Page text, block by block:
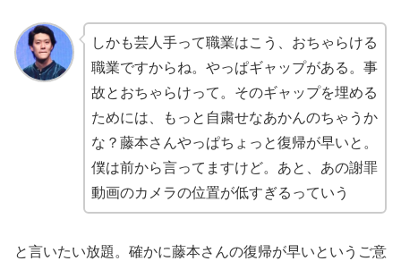
しかも芸人手って職業はこう、おちゃらける
職業ですからね。やっぱギャップがある。事
故とおちゃらけって。そのギャップを埋める
ためには、もっと自粛せなあかんのちゃうか
な？藤本さんやっぱちょっと復帰が早いと。
僕は前から言ってますけど。あと、あの謝罪
動画のカメラの位置が低すぎるっていう
と言いたい放題。確かに藤本さんの復帰が早いというご意